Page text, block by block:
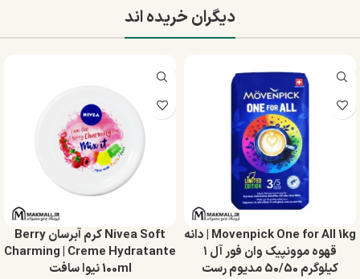
دیگران خریده اند
Movenpick One for All 1kg | دانه
قهوه موونپیک وان فور آل ۱
کیلوگرم 50/50 مدیوم رست
Nivea Soft کرم آبرسان Berry
Charming | Creme Hydratante
100ml نیوا سافت